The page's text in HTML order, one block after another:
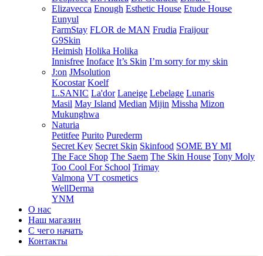
Elizavecca Enough Esthetic House Etude House
Eunyul
FarmStay FLOR de MAN Frudia Fraijour
G9Skin
Heimish Holika Holika
Innisfree Inoface It’s Skin I’m sorry for my skin
J:on JMsolution
Kocostar Koelf
L.SANIC La'dor Laneige Lebelage Lunaris
Masil May Island Median Mijin Missha Mizon
Mukunghwa
Naturia
Petitfee Purito Purederm
Secret Key Secret Skin Skinfood SOME BY MI
The Face Shop The Saem The Skin House Tony Moly
Too Cool For School Trimay
Valmona VT cosmetics
WellDerma
YNM
О нас
Наш магазин
С чего начать
Контакты